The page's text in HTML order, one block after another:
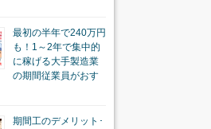
最初の半年で240万円
も！1～2年で集中的
に稼げる大手製造業
の期間従業員がおす
期間工のデメリット･